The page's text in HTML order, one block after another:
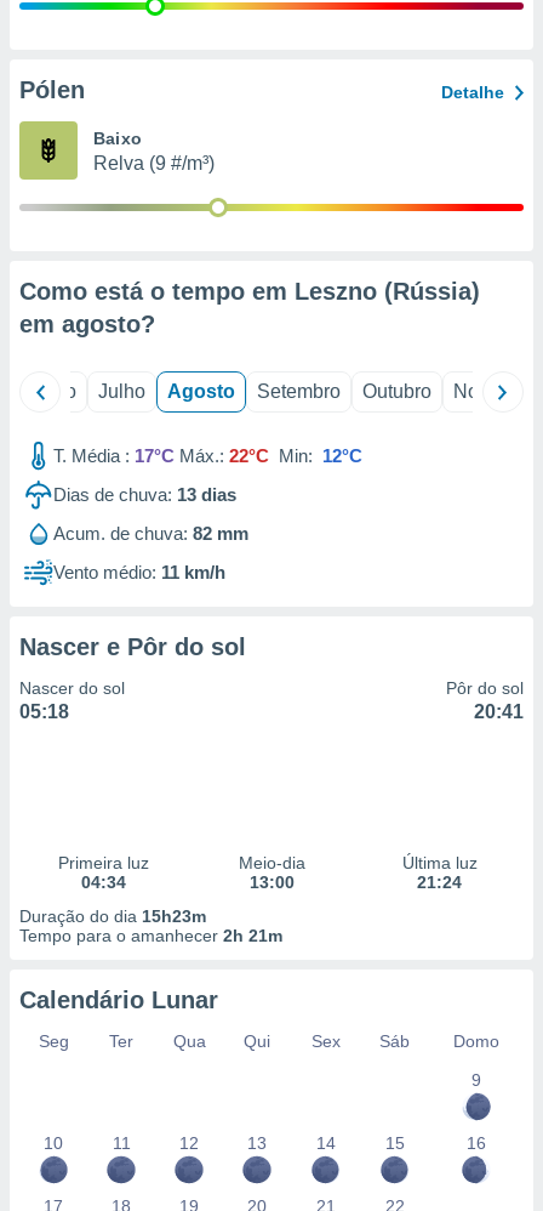
e
de
Pólen Detalhe
Baixo
Relva (9 #/m³)
Como está o tempo em Leszno (Rússia)
em agosto?
Junho Julho Agosto Setembro Outubro Novembro
T. Média : 17°C Máx.: 22°C Min: 12°C
Dias de chuva: 13 dias
Acum. de chuva: 82 mm
Vento médio: 11 km/h
Nascer e Pôr do sol
Nascer do sol
05:18
Pôr do sol
20:41
Primeira luz
04:34
Meio-dia
13:00
Última luz
21:24
Duração do dia 15h23m
Tempo para o amanhecer 2h 21m
Calendário Lunar
Seg Ter Qua Qui Sex Sáb
Domo
9
10 11 12 13 14 15 16
17 18 19 20 21 22